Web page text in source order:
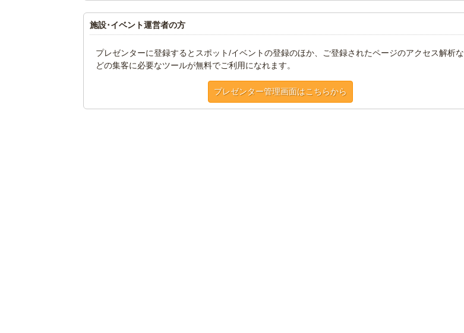
施設･イベント運営者の方
プレゼンターに登録するとスポット/イベントの登録のほか、ご登録されたページのアクセス解析な
どの集客に必要なツールが無料でご利用になれます。
プレゼンター管理画面はこちらから